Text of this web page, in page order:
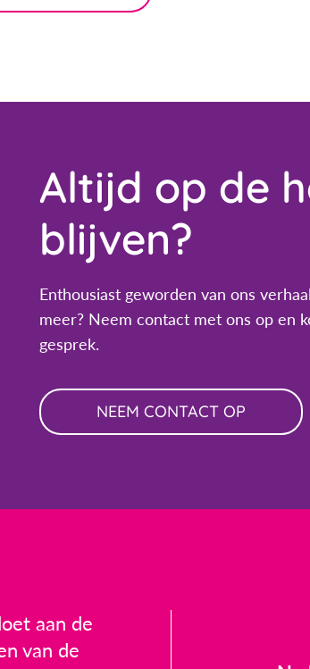
Altijd op de
blijven?
Enthousiast geworden van ons
meer? Neem contact met ons op en
gesprek.
NEEM CONTACT OP
aan de
van de